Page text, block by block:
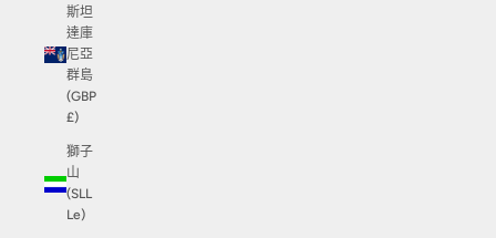
斯坦
達庫
尼亞
群島
(GBP
£)
獅子
山
(SLL
Le)